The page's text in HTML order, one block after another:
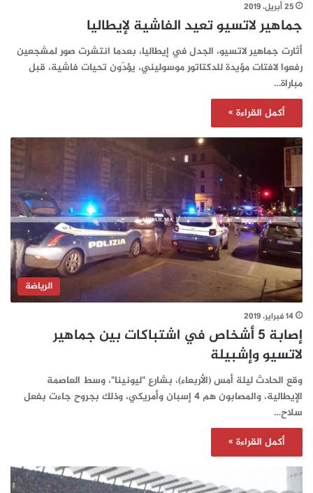
25 أبريل، 2019
جماهير لاتسيو تعيد الفاشية لإيطاليا
أثارت جماهير لاتسيو، الجدل في إيطاليا، بعدما انتشرت صور لمشجعين
رفعوا لافتات مؤيدة للدكتاتور موسوليني، يؤدّون تحيات فاشية، قبل
مباراة…
أكمل القراءة »
الرياضة
14 فبراير، 2019
إصابة 5 أشخاص في اشتباكات بين جماهير
لاتسيو وإشبيلة
وقع الحادث ليلة أمس (الأربعاء)، بشارع "ليونينا"، وسط العاصمة
الإيطالية، والمصابون هم 4 إسبان وأمريكي، وذلك بجروح جاءت بفعل
سلاح…
أكمل القراءة »